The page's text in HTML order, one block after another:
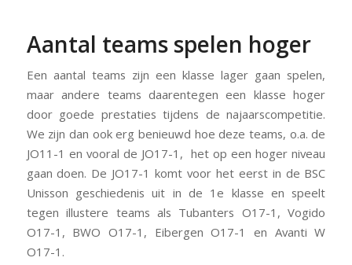
Aantal teams spelen hoger
Een aantal teams zijn een klasse lager gaan spelen,
maar andere teams daarentegen een klasse hoger
door goede prestaties tijdens de najaarscompetitie.
We zijn dan ook erg benieuwd hoe deze teams, o.a. de
JO11-1 en vooral de JO17-1, het op een hoger niveau
gaan doen. De JO17-1 komt voor het eerst in de BSC
Unisson geschiedenis uit in de 1e klasse en speelt
tegen illustere teams als Tubanters O17-1, Vogido
O17-1, BWO O17-1, Eibergen O17-1 en Avanti W
O17-1.